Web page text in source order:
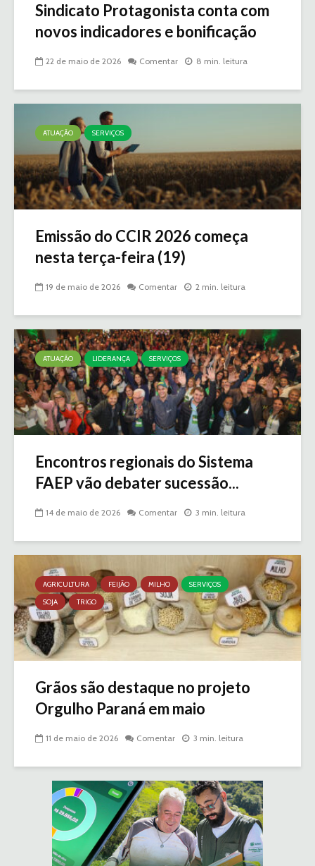
Sindicato Protagonista conta com
novos indicadores e bonificação
22 de maio de 2026 Comentar 8 min. leitura
ATUAÇÃO SERVIÇOS
Emissão do CCIR 2026 começa
nesta terça-feira (19)
19 de maio de 2026 Comentar 2 min. leitura
ATUAÇÃO LIDERANÇA SERVIÇOS
Encontros regionais do Sistema
FAEP vão debater sucessão...
14 de maio de 2026 Comentar 3 min. leitura
AGRICULTURA FEIJÃO MILHO
SERVIÇOS
SOJA
TRIGO
Grãos são destaque no projeto
Orgulho Paraná em maio
11 de maio de 2026 Comentar 3 min. leitura